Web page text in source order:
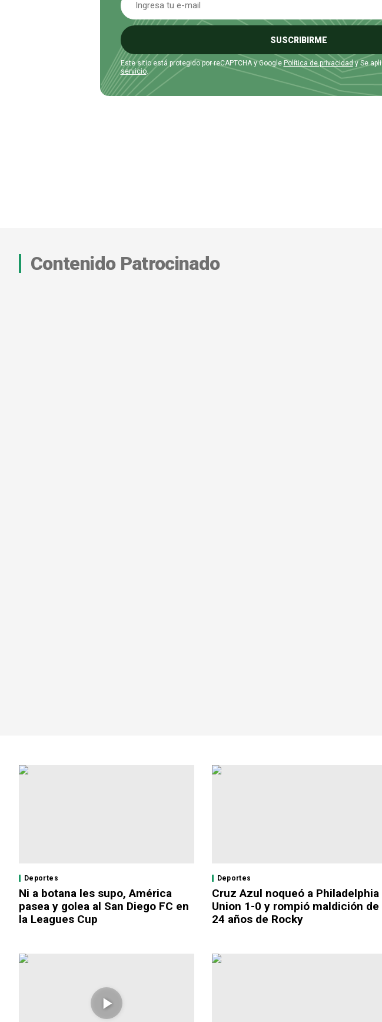
SUSCRIBIRME
Este sitio está protegido por reCAPTCHA y Google Política de privacidady Se
servicio.
Contenido Patrocinado
Deportes
Ni a botana les supo, América
pasea y golea al San Diego FC en
la Leagues Cup
Deportes
Cruz Azul noqueó a Philadelphia
Union 1-0 y rompió maldición de
24 años de Rocky